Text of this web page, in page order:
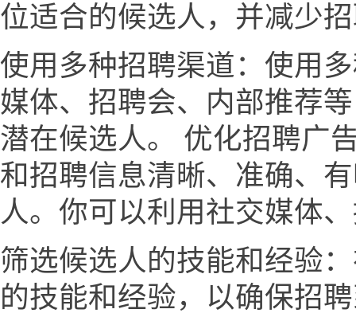
位适合的候选人，并减少
使用多种招聘渠道：使用
媒体、招聘会、内部推荐
潜在候选人。 优化招聘广
和招聘信息清晰、准确、
人。你可以利用社交媒体
筛选候选人的技能和经验
的技能和经验，以确保招